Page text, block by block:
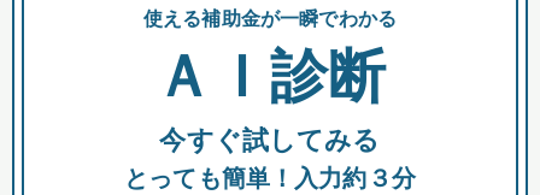
全国の検索結果を含めて表示
助成金 融資 出資
使える補助金が一瞬でわかる
ＡＩ診断
今すぐ試してみる
とっても簡単！入力約３分